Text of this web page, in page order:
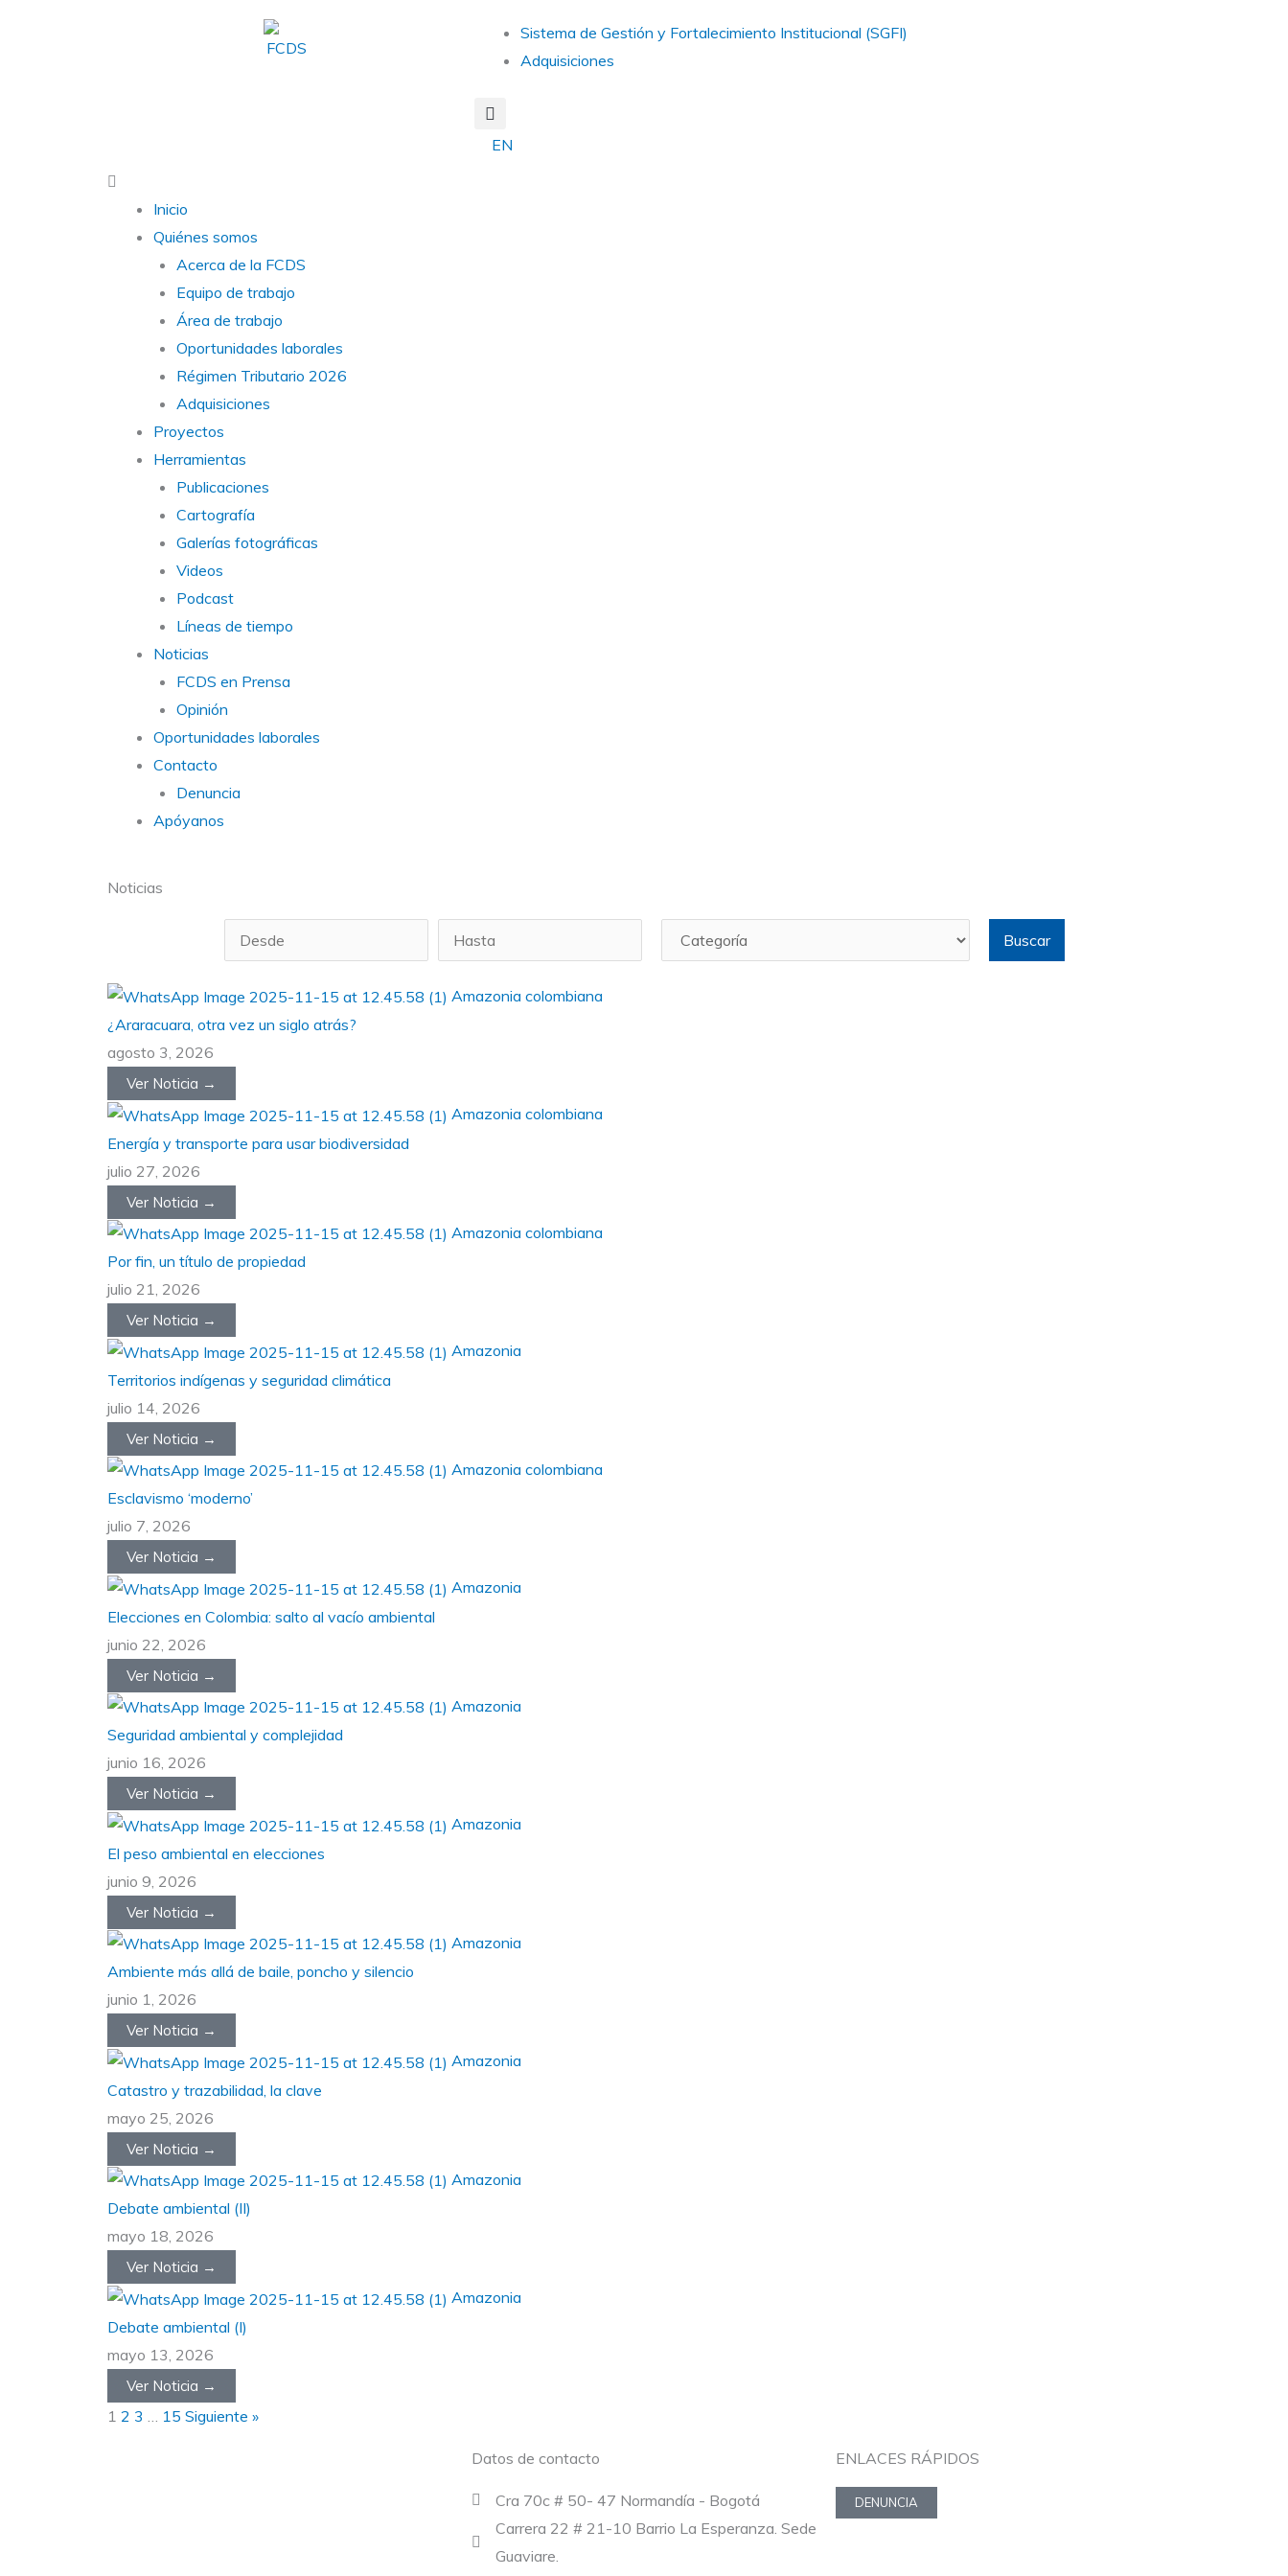
Main
Menu
Sistema de Gestión y Fortalecimiento Institucional (SGFI)
Adquisiciones
EN
Main
Menu
Inicio
Quiénes somos
Acerca de la FCDS
Equipo de trabajo
Área de trabajo
Oportunidades laborales
Régimen Tributario 2026
Adquisiciones
Proyectos
Herramientas
Publicaciones
Cartografía
Galerías fotográficas
Videos
Podcast
Líneas de tiempo
Noticias
FCDS en Prensa
Opinión
Oportunidades laborales
Contacto
Denuncia
Apóyanos
Noticias
Amazonia colombiana
¿Araracuara, otra vez un siglo atrás?
agosto 3, 2026
Ver Noticia →
Amazonia colombiana
Energía y transporte para usar biodiversidad
julio 27, 2026
Ver Noticia →
Amazonia colombiana
Por fin, un título de propiedad
julio 21, 2026
Ver Noticia →
Amazonia
Territorios indígenas y seguridad climática
julio 14, 2026
Ver Noticia →
Amazonia colombiana
Esclavismo ‘moderno’
julio 7, 2026
Ver Noticia →
Amazonia
Elecciones en Colombia: salto al vacío ambiental
junio 22, 2026
Ver Noticia →
Amazonia
Seguridad ambiental y complejidad
junio 16, 2026
Ver Noticia →
Amazonia
El peso ambiental en elecciones
junio 9, 2026
Ver Noticia →
Amazonia
Ambiente más allá de baile, poncho y silencio
junio 1, 2026
Ver Noticia →
Amazonia
Catastro y trazabilidad, la clave
mayo 25, 2026
Ver Noticia →
Amazonia
Debate ambiental (II)
mayo 18, 2026
Ver Noticia →
Amazonia
Debate ambiental (I)
mayo 13, 2026
Ver Noticia →
1 2 3 15 Siguiente »
Datos de contacto
Cra 70c # 50- 47 Normandía - Bogotá
Carrera 22 # 21-10 Barrio La Esperanza. Sede
Guaviare.
ENLACES RÁPIDOS
DENUNCIA